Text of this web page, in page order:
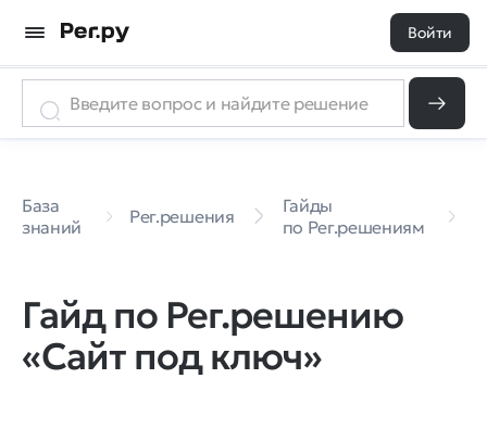
Войти
База
знаний
Рег.решения
Гайды
по Рег.решениям
Гайд по Рег.решению
«Сайт под ключ»